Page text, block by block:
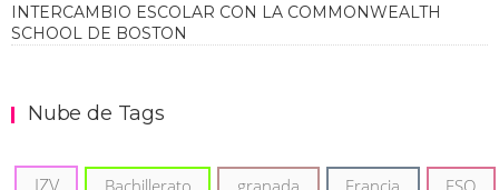
INTERCAMBIO ESCOLAR CON LA COMMONWEALTH
SCHOOL DE BOSTON
Nube de Tags
IZV Bachillerato granada Francia ESO